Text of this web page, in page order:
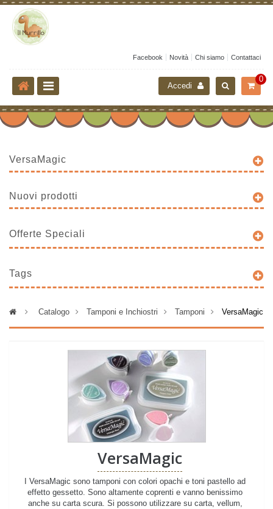
Facebook Novità Chi siamo Contattaci
0
Accedi
VersaMagic
Nuovi prodotti
Offerte Speciali
Tags
> Catalogo > Tamponi e Inchiostri > Tamponi > VersaMagic
VersaMagic
I VersaMagic sono tamponi con colori opachi e toni pastello ad
effetto gessetto. Sono altamente coprenti e vanno benissimo
anche su carta scura. Si possono utilizzare su carta, vellum,